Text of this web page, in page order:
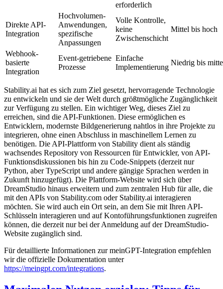
erforderlich
Direkte API-
Integration
Hochvolumen-
Anwendungen,
spezifische
Anpassungen
Volle Kontrolle,
keine
Zwischenschicht
Mittel bis hoch
Webhook-
basierte
Integration
Event-getriebene
Prozesse
Einfache
Implementierung
Niedrig bis
Stability.ai hat es sich zum Ziel gesetzt, hervorragende Technologie
zu entwickeln und sie der Welt durch größtmögliche Zugänglichkeit
zur Verfügung zu stellen. Ein wichtiger Weg, dieses Ziel zu
erreichen, sind die API-Funktionen. Diese ermöglichen es
Entwicklern, modernste Bildgenerierung nahtlos in ihre Projekte zu
integrieren, ohne einen Abschluss in maschinellem Lernen zu
benötigen. Die API-Plattform von Stability dient als ständig
wachsendes Repository von Ressourcen für Entwickler, von API-
Funktionsdiskussionen bis hin zu Code-Snippets (derzeit nur
Python, aber TypeScript und andere gängige Sprachen werden in
Zukunft hinzugefügt). Die Plattform-Website wird sich über
DreamStudio hinaus erweitern und zum zentralen Hub für alle, die
mit den APIs von Stability.com oder Stability.ai interagieren
möchten. Sie wird auch ein Ort sein, an dem Sie mit Ihren API-
Schlüsseln interagieren und auf Kontoführungsfunktionen zugreifen
können, die derzeit nur bei der Anmeldung auf der DreamStudio-
Website zugänglich sind.
Für detaillierte Informationen zur meinGPT-Integration empfehlen
wir die offizielle Dokumentation unter
https://meingpt.com/integrations.